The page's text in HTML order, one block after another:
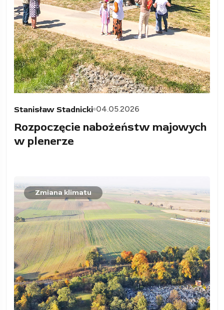
Stanisław Stadnicki 04.05.2026
Rozpoczęcie nabożeństw majowych
w plenerze
Zmiana klimatu